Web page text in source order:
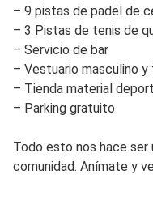
– 9 pistas de padel de
– 3 Pistas de tenis de
– Servicio de bar
– Vestuario masculino y
– Tienda material
– Parking gratuito
Todo esto nos hace ser
comunidad. Anímate y